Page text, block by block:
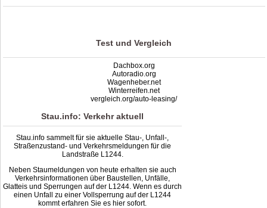
Stau L1244: Unfälle, Sperrung & Baustellen | Staumelder L1244 ,nanout of5
Test und Vergleich
Dachbox.org
Autoradio.org
Wagenheber.net
Winterreifen.net
vergleich.org/auto-leasing/
Stau.info: Verkehr aktuell
Stau.info sammelt für sie aktuelle Stau-, Unfall-,
Straßenzustand- und Verkehrsmeldungen für die
Landstraße L1244.
Neben Staumeldungen von heute erhalten sie auch
Verkehrsinformationen über Baustellen, Unfälle,
Glatteis und Sperrungen auf der L1244. Wenn es durch
einen Unfall zu einer Vollsperrung auf der L1244
kommt erfahren Sie es hier sofort.